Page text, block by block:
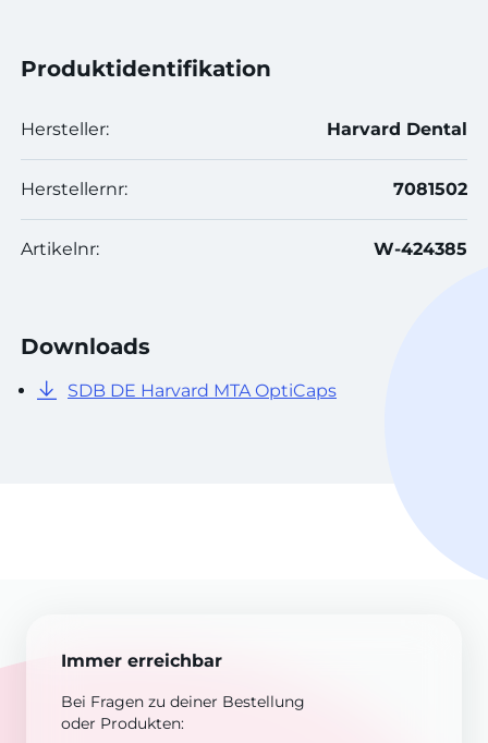
Produktidentifikation
Hersteller: Harvard Dental
Herstellernr: 7081502
Artikelnr: W-424385
Downloads
SDB DE Harvard MTA OptiCaps
Immer erreichbar
Bei Fragen zu deiner Bestellung
oder Produkten: